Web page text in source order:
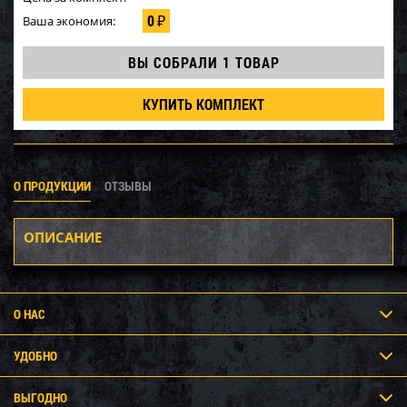
Ваша экономия: 0₽
ВЫ СОБРАЛИ 1 ТОВАР
КУПИТЬ КОМПЛЕКТ
О ПРОДУКЦИИ ОТЗЫВЫ
ОПИСАНИЕ
О НАС
УДОБНО
ВЫГОДНО